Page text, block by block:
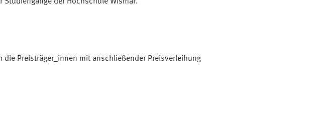
Preisträger_innen mit anschließender Preisverleihung